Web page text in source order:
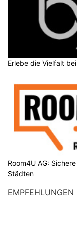
Erlebe die Vielfalt
Room4U AG:
Städten
EMPFEHLUNGEN